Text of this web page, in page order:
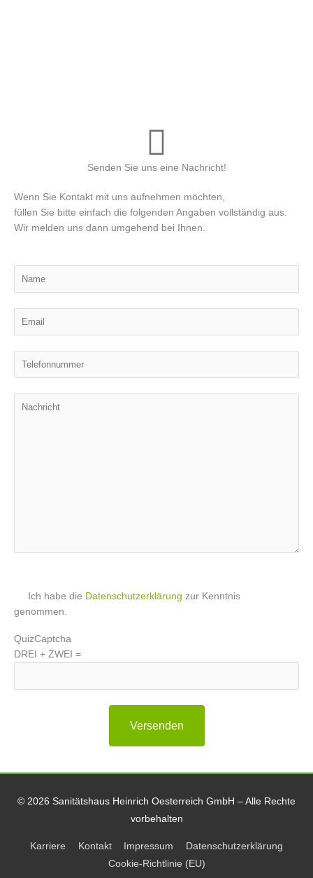
Senden Sie uns eine Nachricht!
Wenn Sie Kontakt mit uns aufnehmen möchten,
füllen Sie bitte einfach die folgenden Angaben vollständig aus.
Wir melden uns dann umgehend bei Ihnen.
Ich habe die Datenschutzerklärung zur Kenntnis
genommen.
QuizCaptcha
DREI + ZWEI =
© 2026 Sanitätshaus Heinrich Oesterreich GmbH – Alle Rechte
vorbehalten
Karriere Kontakt Impressum
Datenschutzerklärung
Cookie-Richtlinie (EU)